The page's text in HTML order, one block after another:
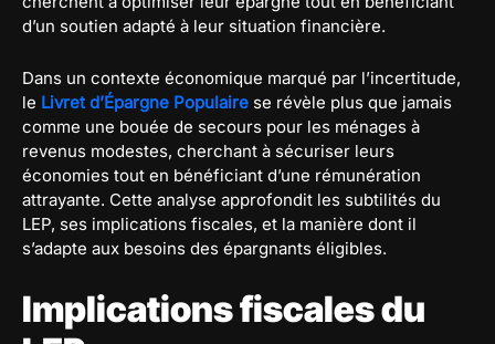
d’un soutien adapté à leur situation financière.
Dans un contexte économique marqué par l’incertitude,
le Livret d’Épargne Populaire se révèle plus que jamais
comme une bouée de secours pour les ménages à
revenus modestes, cherchant à sécuriser leurs
économies tout en bénéficiant d’une rémunération
attrayante. Cette analyse approfondit les subtilités du
LEP, ses implications fiscales, et la manière dont il
s’adapte aux besoins des épargnants éligibles.
Implications fiscales du